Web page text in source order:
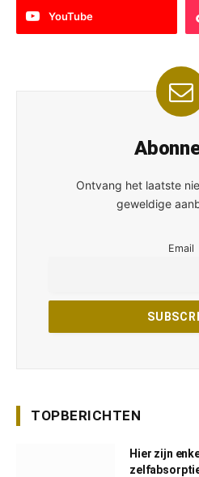
YouTube
Ontvang het laatste
geweldige
Email
TOPBERICHTEN
Hier zijn